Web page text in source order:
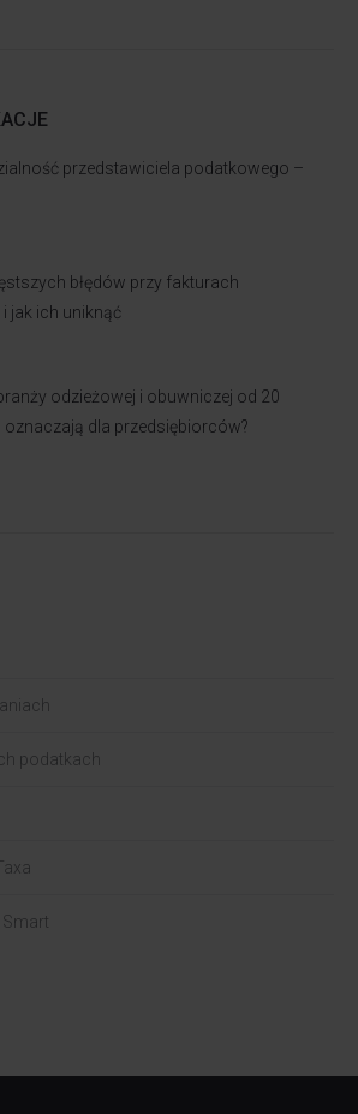
przedstawiciela podatkowego –
błędów przy fakturach
jak ich uniknąć
odzieżowej i obuwniczej od 20
dla przedsiębiorców?
podatkach
Smart